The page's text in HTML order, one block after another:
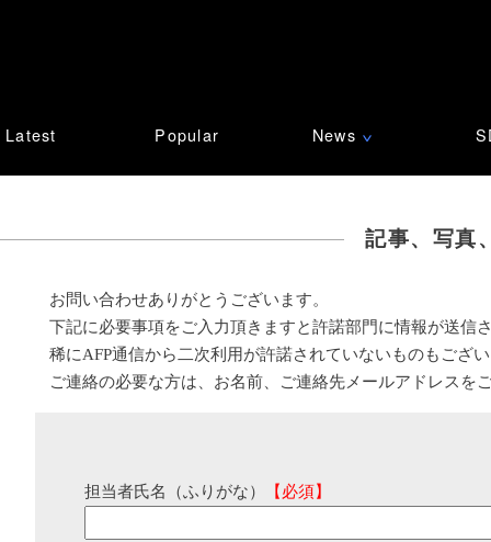
Latest Popular News ∨
記事、写真
お問い合わせありがとうございます。
下記に必要事項をご入力頂きますと許諾部門に情報が送信
稀にAFP通信から二次利用が許諾されていないものもござ
ご連絡の必要な方は、お名前、ご連絡先メールアドレスを
担当者氏名（ふりがな） 【必須】